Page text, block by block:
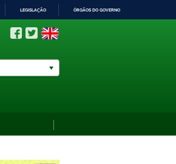
LEGISLAÇÃO ÓRGÃOS DO GOVERNO